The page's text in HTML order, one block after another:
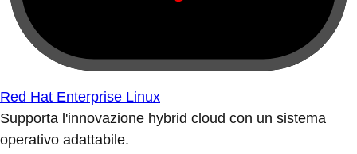
Red Hat Enterprise Linux
Supporta l'innovazione hybrid cloud con un sistema
operativo adattabile.